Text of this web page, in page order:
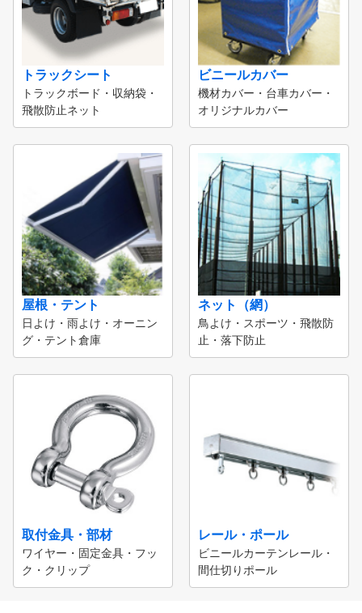
トラックシート
トラックボード・収納袋・
飛散防止ネット
ビニールカバー
機材カバー・台車カバー・
オリジナルカバー
屋根・テント
日よけ・雨よけ・オーニン
グ・テント倉庫
ネット（網）
鳥よけ・スポーツ・飛散防
止・落下防止
取付金具・部材
ワイヤー・固定金具・フッ
ク・クリップ
レール・ポール
ビニールカーテンレール・
間仕切りポール